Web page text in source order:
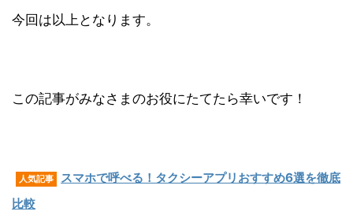
今回は以上となります。
この記事がみなさまのお役にたてたら幸いです！
人気記事
スマホで呼べる！タクシーアプリおすすめ6選を徹底
比較